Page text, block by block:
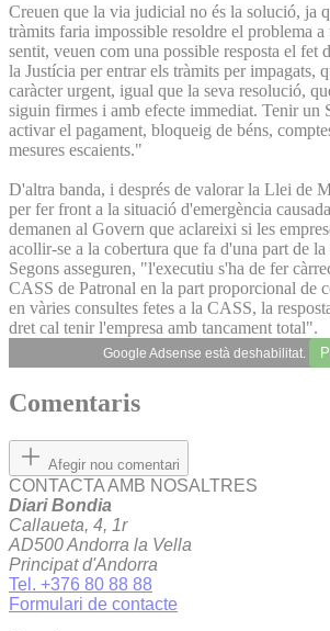
Creuen que la via judicial no és la solució, ja
tràmits faria impossible resoldre el problema a
sentit, veuen com una possible resposta el fet
la Justícia per entrar els tràmits per impagats,
caràcter urgent, igual que la seva resolució,
siguin firmes i amb efecte immediat. Tenir un
activar el pagament, bloqueig de béns,
mesures escaients."
D'altra banda, i després de valorar la Llei de
per fer front a la situació d'emergència
demanen al Govern que aclareixi si les
acollir-se a la cobertura que fa d'una part de
Segons asseguren, "l'executiu s'ha de fer
CASS de Patronal en la part proporcional de
en vàries consultes fetes a la CASS, la
dret cal tenir l'empresa amb tancament total".
Google Adsense està deshabilitat.
Comentaris
Afegir nou comentari
CONTACTA AMB NOSALTRES
Diari Bondia
Callaueta, 4, 1r
AD500 Andorra la Vella
Principat d'Andorra
Tel. +376 80 88 88
Formulari de contacte